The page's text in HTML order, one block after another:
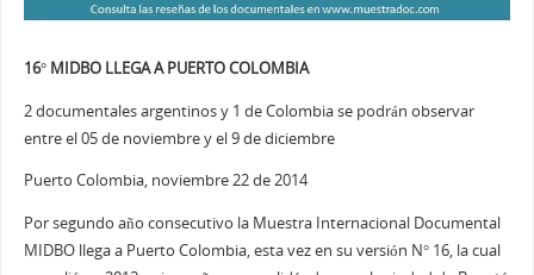
16° MIDBO LLEGA A PUERTO COLOMBIA
2 documentales argentinos y 1 de Colombia se podrán observar
entre el 05 de noviembre y el 9 de diciembre
Puerto Colombia, noviembre 22 de 2014
Por segundo año consecutivo la Muestra Internacional Documental
MIDBO llega a Puerto Colombia, esta vez en su versión N° 16, la cual